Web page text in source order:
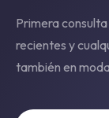
Primera
recientes y
también en